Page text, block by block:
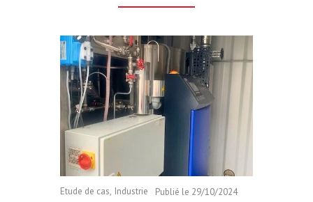
Etude de cas Industrie Publié le 29/10/2024